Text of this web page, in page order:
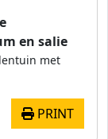
en salie
met
PRINT